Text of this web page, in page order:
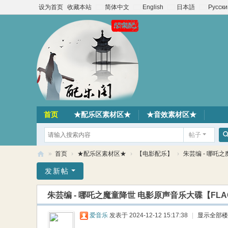
设为首页 收藏本站 简体中文 English 日本語
首页 ★配乐区素材区★ ★音效素材区★
帖子
乐
» 首页 › ★配乐区素材区★ › 【电影配乐】 › 朱芸编 - 哪吒之
发新帖
朱芸编 - 哪吒之魔童降世 电影原声音乐大碟【
爱音乐 发表于 2024-12-12 15:17:38 显示全部